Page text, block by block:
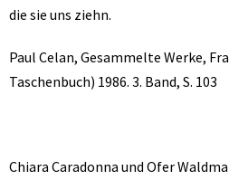
die sie uns ziehn.
Paul Celan, Gesammelte Werke,
Taschenbuch) 1986. 3. Band, S. 103
Chiara Caradonna und Ofer